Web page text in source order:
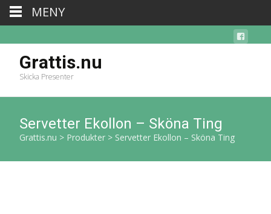
Grattis.nu
Skicka Presenter
Servetter Ekollon – Sköna Ting
Grattis.nu > Produkter > Servetter Ekollon – Sköna Ting
MENY